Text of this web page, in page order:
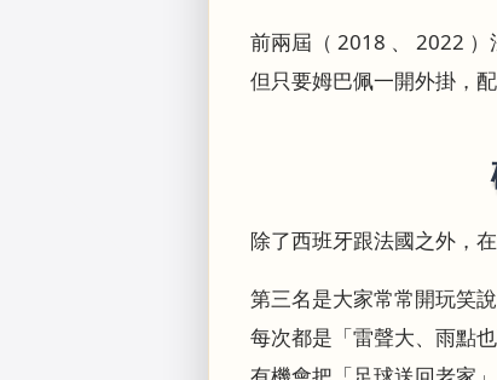
前兩屆（ 2018 、 2022 ）
但只要姆巴佩一開外掛，
除了西班牙跟法國之外，
第三名是大家常常開玩笑
每次都是「雷聲大、雨點